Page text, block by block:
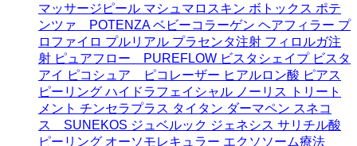
マッサージピール マシュマロスキン ボトックス ポテ
ンツァ POTENZA ベビーコラーゲン ヘアフィラー プ
ロファイロ プルリアル プラセンタ注射 フィロルガ注
射 ピュアフロー PUREFLOW ビスタシェイプ ビスタ
アイ ピコシュア ピコレーザー ヒアルロン酸 ピアス
ピーリング ハイドラフェイシャル ノーリス
トリート
メント チンセラプラス タイタン ダーマペン スネコ
ス SUNEKOS ジュベルック ジェネシス サリチル酸
ピーリング オーソモレキュラー エクソソーム療法